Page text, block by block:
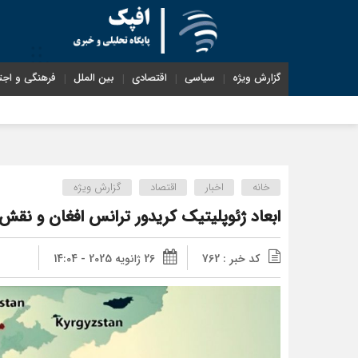
گزارش ویژه سیاسی اقتصادی بین الملل فرهنگی و
خانه اخبار اقتصاد گزارش ویژه
ابعاد ژئوپلیتیک کریدور ترانس افغان و
کد خبر : 762 26 ژانویه 2025 - 14:04